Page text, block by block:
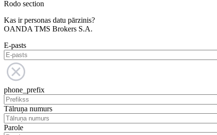
Rodo section
Kas ir personas datu pārzinis?
OANDA TMS Brokers S.A.
E-pasts
phone_prefix
Tālruņa numurs
Parole